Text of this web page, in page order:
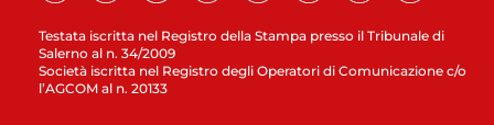
Testata iscritta nel Registro della Stampa presso il Tribunale di
Salerno al n. 34/2009
Società iscritta nel Registro degli Operatori di Comunicazione c/o
l’AGCOM al n. 20133